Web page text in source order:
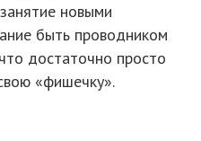
новыми
быть проводником
достаточно просто
«фишечку».